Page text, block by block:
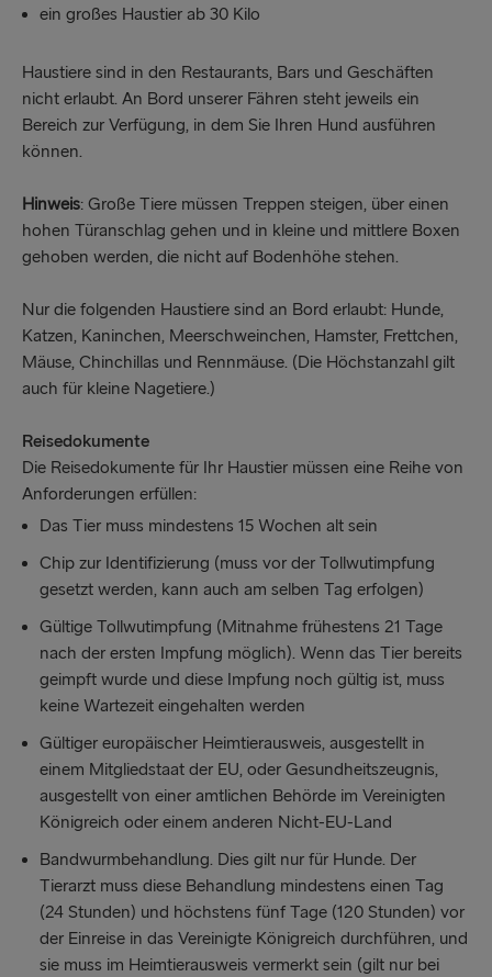
ein großes Haustier ab 30 Kilo
Haustiere sind in den Restaurants, Bars und Geschäften
nicht erlaubt. An Bord unserer Fähren steht jeweils ein
Bereich zur Verfügung, in dem Sie Ihren Hund ausführen
können.
Hinweis: Große Tiere müssen Treppen steigen, über einen
hohen Türanschlag gehen und in kleine und mittlere Boxen
gehoben werden, die nicht auf Bodenhöhe stehen.
Nur die folgenden Haustiere sind an Bord erlaubt: Hunde,
Katzen, Kaninchen, Meerschweinchen, Hamster, Frettchen,
Mäuse, Chinchillas und Rennmäuse. (Die Höchstanzahl gilt
auch für kleine Nagetiere.)
Reisedokumente
Die Reisedokumente für Ihr Haustier müssen eine Reihe von
Anforderungen erfüllen:
Das Tier muss mindestens 15 Wochen alt sein
Chip zur Identifizierung (muss vor der Tollwutimpfung
gesetzt werden, kann auch am selben Tag erfolgen)
Gültige Tollwutimpfung (Mitnahme frühestens 21 Tage
nach der ersten Impfung möglich). Wenn das Tier bereits
geimpft wurde und diese Impfung noch gültig ist, muss
keine Wartezeit eingehalten werden
Gültiger europäischer Heimtierausweis, ausgestellt in
einem Mitgliedstaat der EU, oder Gesundheitszeugnis,
ausgestellt von einer amtlichen Behörde im Vereinigten
Königreich oder einem anderen Nicht-EU-Land
Bandwurmbehandlung. Dies gilt nur für Hunde. Der
Tierarzt muss diese Behandlung mindestens einen Tag
(24 Stunden) und höchstens fünf Tage (120 Stunden) vor
der Einreise in das Vereinigte Königreich durchführen, und
sie muss im Heimtierausweis vermerkt sein (gilt nur bei